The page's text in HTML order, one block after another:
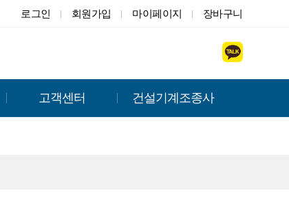
로그인 회원가입 마이페이지 장바구니
고객센터 건설기계조종사